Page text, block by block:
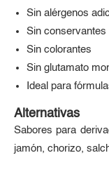
Sin alérgenos
Sin conservantes
Sin colorantes
Sin glutamato
Ideal para
Alternativas
Sabores para
jamón, chorizo,